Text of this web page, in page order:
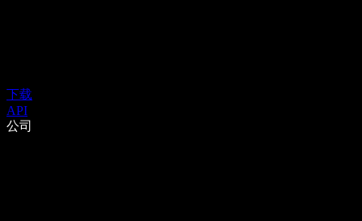
下载
API
公司